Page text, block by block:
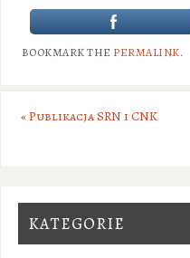
BOOKMARK THE PERMALINK.
«Publikacja SRN i CNK
KATEGORIE